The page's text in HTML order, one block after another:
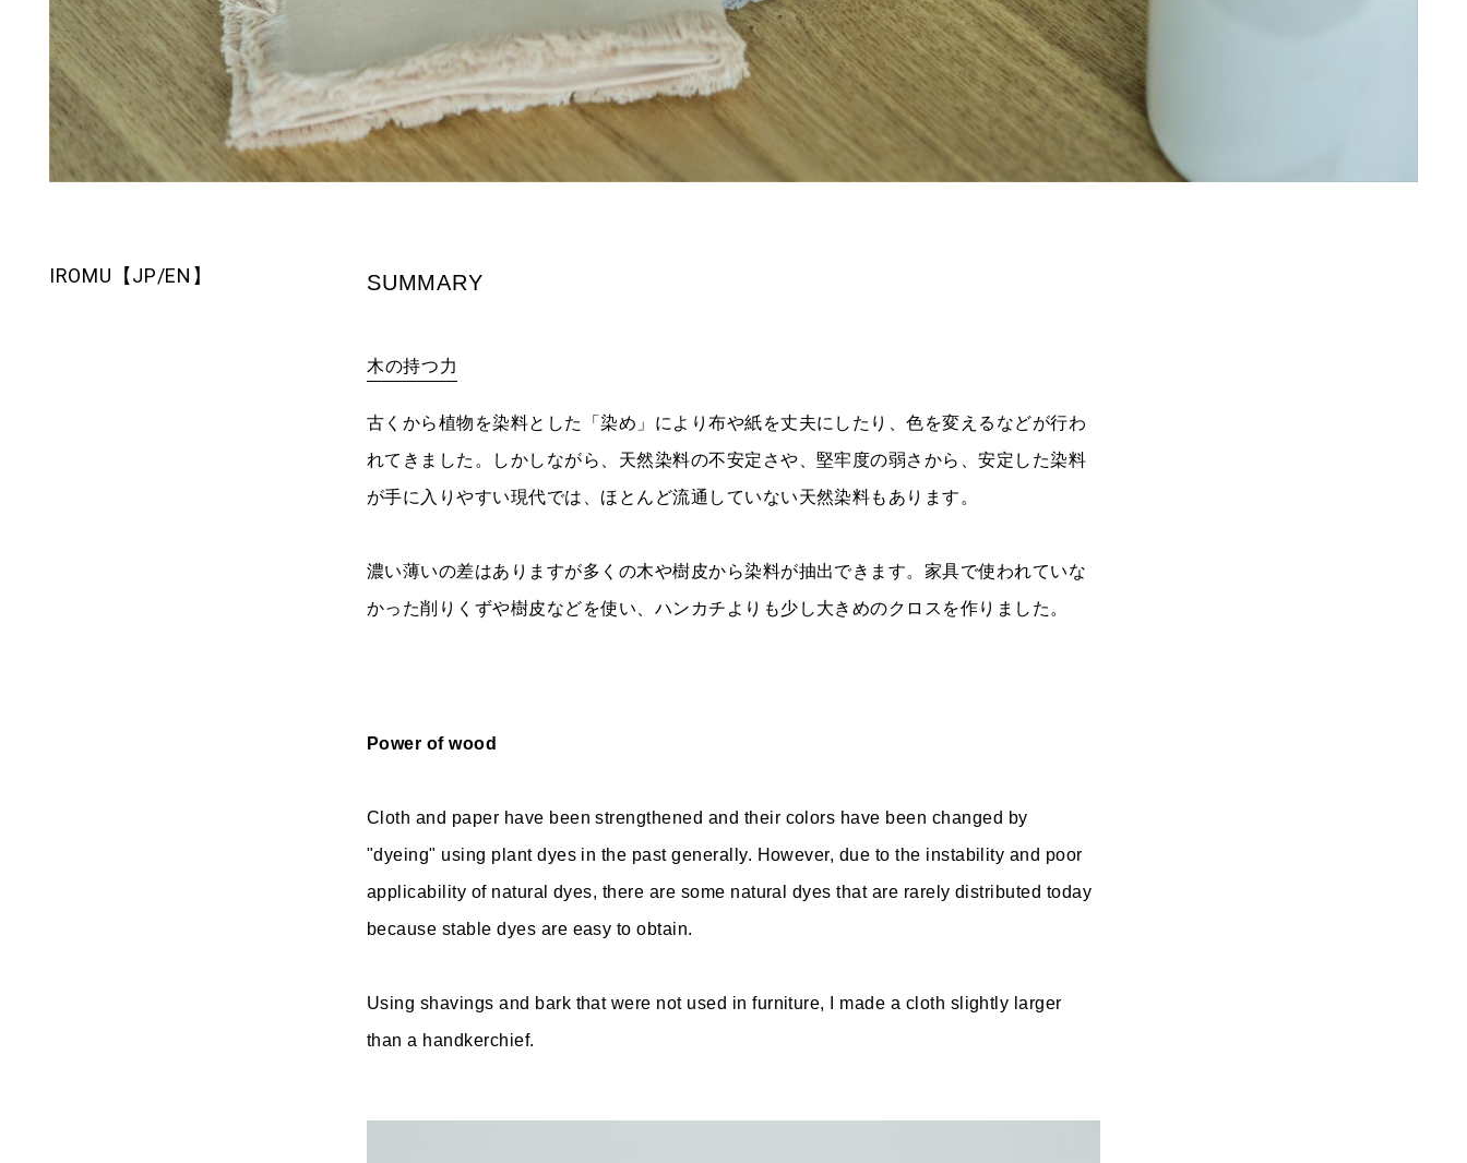
IROMU【JP/EN】 SUMMARY
木の持つ力
古くから植物を染料とした「染め」により布や紙を丈夫にしたり、色を変えるなどが行わ
れてきました。しかしながら、天然染料の不安定さや、堅牢度の弱さから、安定した染料
が手に入りやすい現代では、ほとんど流通していない天然染料もあります。
濃い薄いの差はありますが多くの木や樹皮から染料が抽出できます。家具で使われていな
かった削りくずや樹皮などを使い、ハンカチよりも少し大きめのクロスを作りました。
Power of wood
Cloth and paper have been strengthened and their colors have been changed by
"dyeing" using plant dyes in the past generally. However, due to the instability and poor
applicability of natural dyes, there are some natural dyes that are rarely distributed today
because stable dyes are easy to obtain.
Using shavings and bark that were not used in furniture, I made a cloth slightly larger
than a handkerchief.